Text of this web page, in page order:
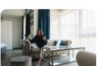
kommunikati...